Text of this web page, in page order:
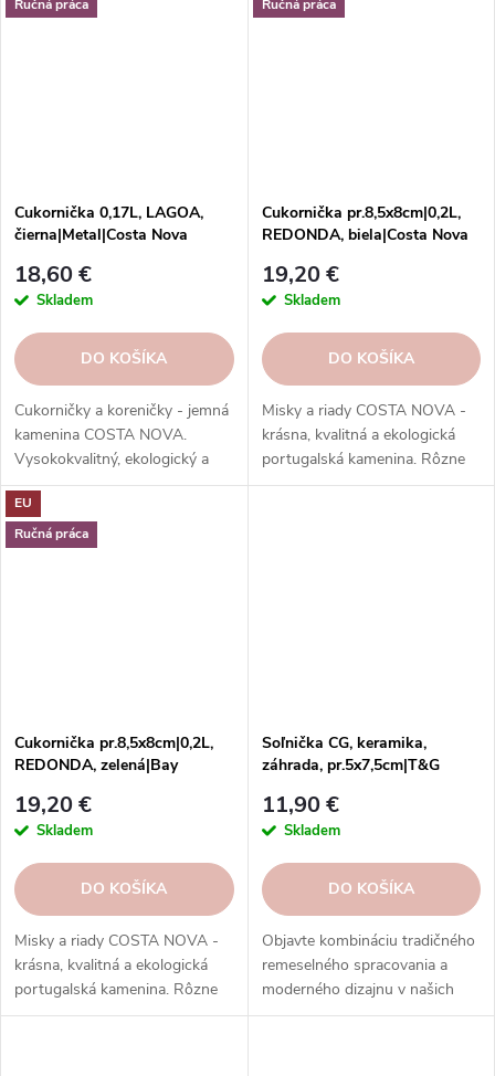
Ručná práca
Cukornička 0,17L, LAGOA,
čierna|Metal|Costa Nova
18,60 €
Skladem
DO KOŠÍKA
Cukorničky a koreničky - jemná
kamenina COSTA NOVA.
Vysokokvalitný, ekologický a
elegantný riad na dochucovanie
a servírovanie jedál.
Vysokokvalitné, odolné a ľahko
Ručná práca
Cukornička pr.8,5x8cm|0,2L,
REDONDA, biela|Costa Nova
19,20 €
Skladem
DO KOŠÍKA
Misky a riady COSTA NOVA -
krásna, kvalitná a ekologická
portugalská kamenina. Rôzne
tvary, farby, vzory a veľkosti.
EU
Ručná práca
Cukornička pr.8,5x8cm|0,2L,
REDONDA, zelená|Bay
19,20 €
Skladem
DO KOŠÍKA
Misky a riady COSTA NOVA -
krásna, kvalitná a ekologická
portugalská kamenina. Rôzne
tvary, farby, vzory a veľkosti.
Soľnička CG, keramika,
záhrada, pr.5x7,5cm|T&G
11,90 €
Skladem
DO KOŠÍKA
Objavte kombináciu tradičného
remeselného spracovania a
moderného dizajnu v našich
krásnych keramických